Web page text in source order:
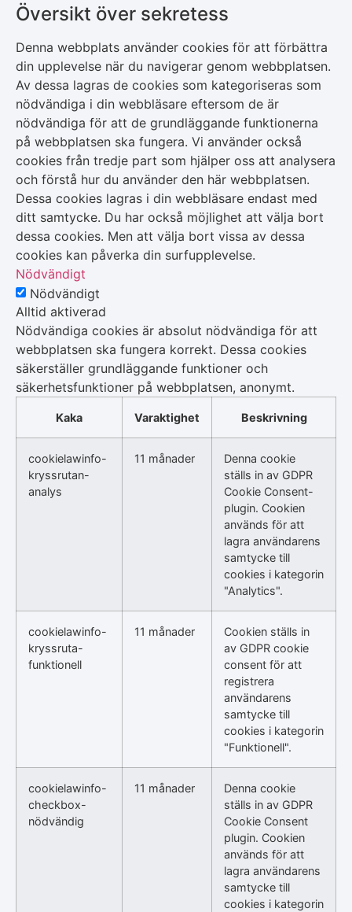
Översikt över sekretess
Denna webbplats använder cookies för att förbättra
din upplevelse när du navigerar genom webbplatsen.
Av dessa lagras de cookies som kategoriseras som
nödvändiga i din webbläsare eftersom de är
nödvändiga för att de grundläggande funktionerna
på webbplatsen ska fungera. Vi använder också
cookies från tredje part som hjälper oss att analysera
och förstå hur du använder den här webbplatsen.
Dessa cookies lagras i din webbläsare endast med
ditt samtycke. Du har också möjlighet att välja bort
dessa cookies. Men att välja bort vissa av dessa
cookies kan påverka din surfupplevelse.
Nödvändigt
Nödvändigt
Alltid aktiverad
Nödvändiga cookies är absolut nödvändiga för att
webbplatsen ska fungera korrekt. Dessa cookies
säkerställer grundläggande funktioner och
säkerhetsfunktioner på webbplatsen, anonymt.
Kaka Varaktighet Beskrivning
cookielawinfo-
kryssrutan-
analys
11 månader
Denna cookie
ställs in av GDPR
Cookie Consent-
plugin. Cookien
används för att
lagra användarens
samtycke till
cookies i kategorin
"Analytics".
cookielawinfo-
kryssruta-
funktionell
11 månader
Cookien ställs in
av GDPR cookie
consent för att
registrera
användarens
samtycke till
cookies i kategorin
"Funktionell".
cookielawinfo-
checkbox-
nödvändig
11 månader
Denna cookie
ställs in av GDPR
Cookie Consent
plugin. Cookien
används för att
lagra användarens
samtycke till
cookies i kategorin